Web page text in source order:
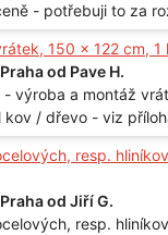
- potřebuji to za
150 x 122 cm, 1
od Pave H.
dřevo - viz příloha
150 x 122 cm
resp.
od Jiří G.
resp.